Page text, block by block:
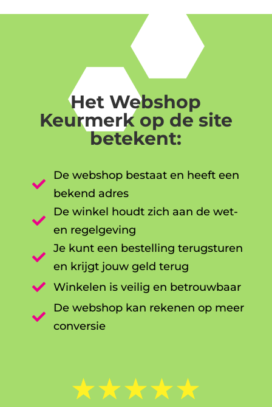
Het Webshop
Keurmerk op de site
betekent:

De webshop bestaat en heeft een
bekend adres

De winkel houdt zich aan de wet-
en regelgeving

Je kunt een bestelling terugsturen
en krijgt jouw geld terug

Winkelen is veilig en betrouwbaar

De webshop kan rekenen op meer
conversie
☆☆☆☆☆